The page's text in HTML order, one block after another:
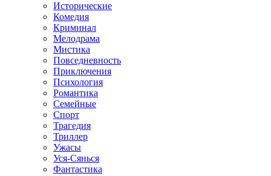
Исторические
Комедия
Криминал
Мелодрама
Мистика
Повседневность
Приключения
Психология
Романтика
Семейные
Спорт
Трагедия
Триллер
Ужасы
Уся-Сянься
Фантастика